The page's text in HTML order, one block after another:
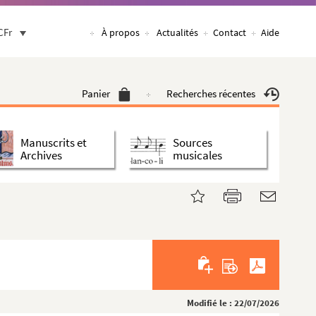
À propos Actualités Contact Aide
Panier Recherches récentes
Manuscrits et
Archives
Sources
musicales
Modifié le : 22/07/2026